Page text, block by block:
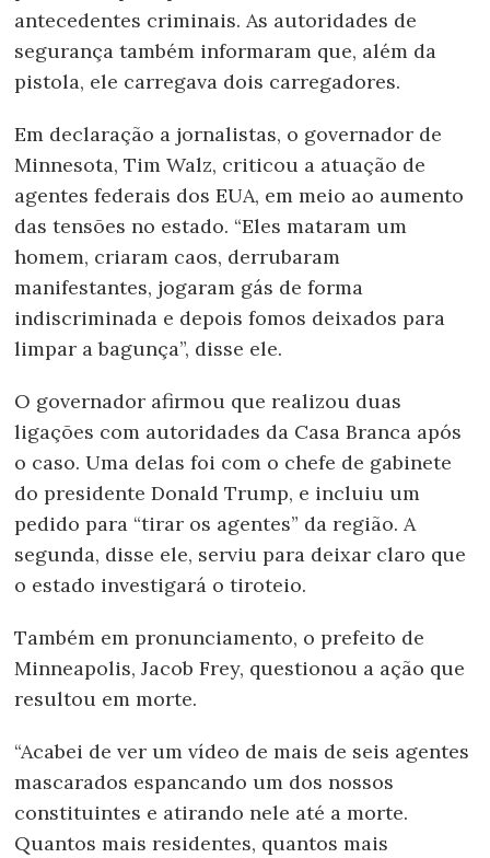
antecedentes criminais. As autoridades de
segurança também informaram que, além da
pistola, ele carregava dois carregadores.
Em declaração a jornalistas, o governador de
Minnesota, Tim Walz, criticou a atuação de
agentes federais dos EUA, em meio ao aumento
das tensões no estado. “Eles mataram um
homem, criaram caos, derrubaram
manifestantes, jogaram gás de forma
indiscriminada e depois fomos deixados para
limpar a bagunça”, disse ele.
O governador afirmou que realizou duas
ligações com autoridades da Casa Branca após
o caso. Uma delas foi com o chefe de gabinete
do presidente Donald Trump, e incluiu um
pedido para “tirar os agentes” da região. A
segunda, disse ele, serviu para deixar claro que
o estado investigará o tiroteio.
Também em pronunciamento, o prefeito de
Minneapolis, Jacob Frey, questionou a ação que
resultou em morte.
“Acabei de ver um vídeo de mais de seis agentes
mascarados espancando um dos nossos
constituintes e atirando nele até a morte.
Quantos mais residentes, quantos mais